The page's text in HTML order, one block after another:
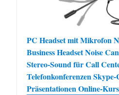
PC Headset mit Mikrofon
Business Headset Noise
Stereo-Sound für Call
Telefonkonferenzen
Präsentationen Online-